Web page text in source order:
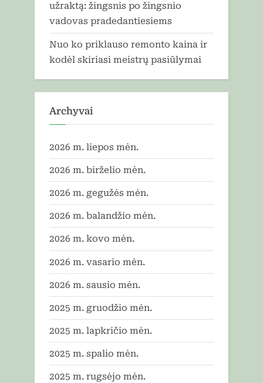
užraktą: žingsnis po žingsnio
vadovas pradedantiesiems
Nuo ko priklauso remonto kaina ir
kodėl skiriasi meistrų pasiūlymai
Archyvai
2026 m. liepos mėn.
2026 m. birželio mėn.
2026 m. gegužės mėn.
2026 m. balandžio mėn.
2026 m. kovo mėn.
2026 m. vasario mėn.
2026 m. sausio mėn.
2025 m. gruodžio mėn.
2025 m. lapkričio mėn.
2025 m. spalio mėn.
2025 m. rugsėjo mėn.